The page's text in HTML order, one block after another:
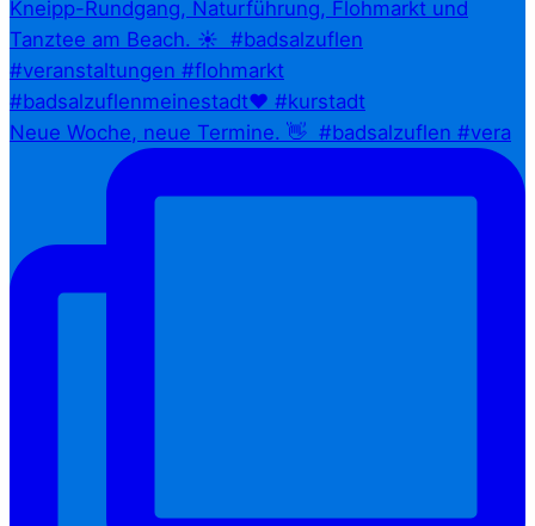
Neue Woche, neue Termine. 👋⁠ ⁠ #badsalzuflen #vera